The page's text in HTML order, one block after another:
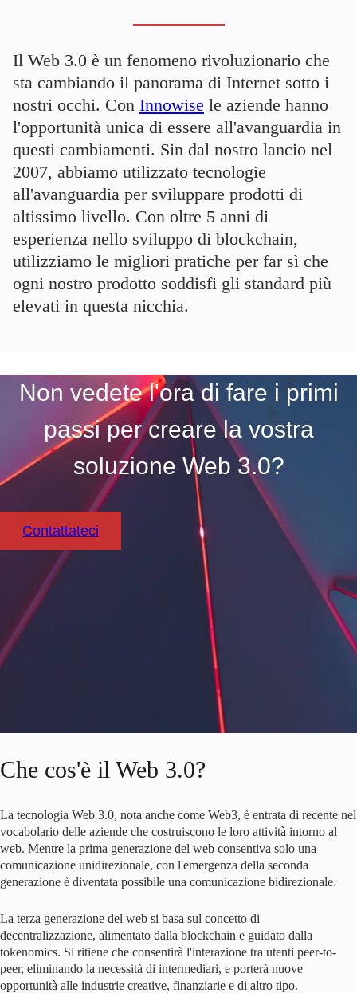
Il Web 3.0 è un fenomeno rivoluzionario che
sta cambiando il panorama di Internet sotto i
nostri occhi. Con Innowise le aziende hanno
l'opportunità unica di essere all'avanguardia in
questi cambiamenti. Sin dal nostro lancio nel
2007, abbiamo utilizzato tecnologie
all'avanguardia per sviluppare prodotti di
altissimo livello. Con oltre 5 anni di
esperienza nello sviluppo di blockchain,
utilizziamo le migliori pratiche per far sì che
ogni nostro prodotto soddisfi gli standard più
elevati in questa nicchia.
Non vedete l'ora di fare i primi
passi per creare la vostra
soluzione Web 3.0?
Contattateci
Che cos'è il Web 3.0?
La tecnologia Web 3.0, nota anche come Web3, è entrata di recente nel
vocabolario delle aziende che costruiscono le loro attività intorno al
web. Mentre la prima generazione del web consentiva solo una
comunicazione unidirezionale, con l'emergenza della seconda
generazione è diventata possibile una comunicazione bidirezionale.
La terza generazione del web si basa sul concetto di
decentralizzazione, alimentato dalla blockchain e guidato dalla
tokenomics. Si ritiene che consentirà l'interazione tra utenti peer-to-
peer, eliminando la necessità di intermediari, e porterà nuove
opportunità alle industrie creative, finanziarie e di altro tipo.